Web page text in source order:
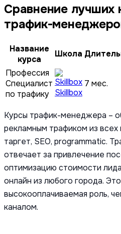
Сравнение лучших курсов для
трафик-
Название
курса
Школа
Профессия
Специалист
по трафику
Skillbox
7 мес.
Курсы трафик-менеджера –
рекламным трафиком из всех
таргет, SEO, programmatic.
отвечает за привлечение
оптимизацию стоимости
онлайн из любого города.
высокооплачиваемая роль,
каналом.